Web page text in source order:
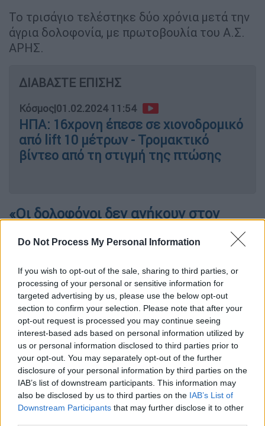
Do Not Process My Personal Information
If you wish to opt-out of the sale, sharing to third parties, or
processing of your personal or sensitive information for
targeted advertising by us, please use the below opt-out
section to confirm your selection. Please note that after your
opt-out request is processed you may continue seeing
interest-based ads based on personal information utilized by
us or personal information disclosed to third parties prior to
your opt-out. You may separately opt-out of the further
disclosure of your personal information by third parties on the
IAB’s list of downstream participants. This information may
also be disclosed by us to third parties on the IAB’s List of
Downstream Participants that may further disclose it to other
Το τρισάγιο τελέστηκε δύο χρόνια μετά την
άγρια δολοφονία, με πρωτοβουλία του Α.Σ.
ΑΡΗΣ.
ΔΙΑΒΑΣΤΕ ΕΠΙΣΗΣ
Κόσμος|01.02.2024 11:54
ΗΠΑ: 16χρονη έπεσε σε χιονοδρομικό
από lift 10 μέτρων - Τρομακτικό
βίντεο από τη στιγμή της πτώσης
«Οι δολοφόνοι δεν ανήκουν στον
οπουδήποτε»
video